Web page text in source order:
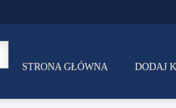
STRONA GŁÓWNA DODAJ